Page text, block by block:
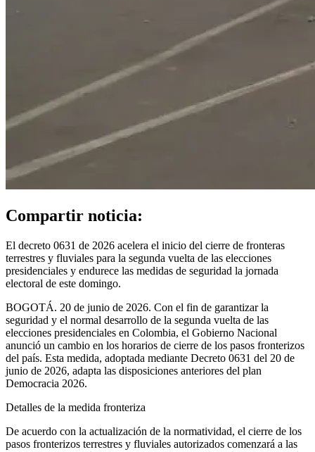
Compartir noticia:
El decreto 0631 de 2026 acelera el inicio del cierre de fronteras
terrestres y fluviales para la segunda vuelta de las elecciones
presidenciales y endurece las medidas de seguridad la jornada
electoral de este domingo.
BOGOTÁ. 20 de junio de 2026. Con el fin de garantizar la
seguridad y el normal desarrollo de la segunda vuelta de las
elecciones presidenciales en Colombia, el Gobierno Nacional
anunció un cambio en los horarios de cierre de los pasos fronterizos
del país. Esta medida, adoptada mediante Decreto 0631 del 20 de
junio de 2026, adapta las disposiciones anteriores del plan
Democracia 2026.
Detalles de la medida fronteriza
De acuerdo con la actualización de la normatividad, el cierre de los
pasos fronterizos terrestres y fluviales autorizados comenzará a las